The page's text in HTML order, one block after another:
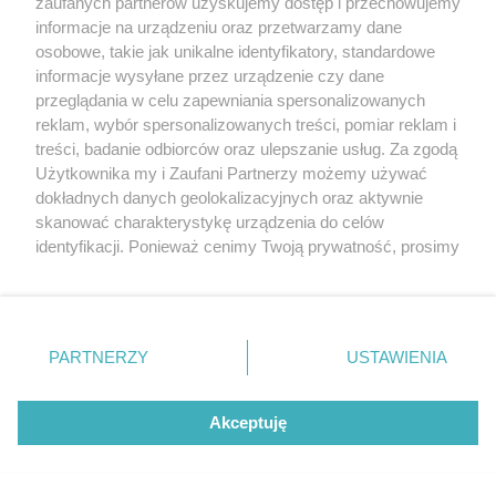
Stołczyńskiej, gdzie prowadzili warsztaty i zajęcia
międzypokoleniowe. – Klub Seniora został przejęty
przez Dom Kultury – wyjaśnia nasz przewodnik.
– Ten cmentarz również sami czyściliśmy – dodaje,
wskazując na nekropolię nieopodal ulicy Nowy Świat,
która została wpisana do Transgranicznego Szlaku
Nekropolii. – Co ciekawe, na Wszystkich Świętych przy
niektórych grobach cały czas palą się znicze.
informacje na urządzeniu oraz przetwarzamy dane
osobowe, takie jak unikalne identyfikatory, standardowe
informacje wysyłane przez urządzenie czy dane
przeglądania w celu zapewniania spersonalizowanych
reklam, wybór spersonalizowanych treści, pomiar reklam i
treści, badanie odbiorców oraz ulepszanie usług. Za zgodą
Użytkownika my i Zaufani Partnerzy możemy używać
dokładnych danych geolokalizacyjnych oraz aktywnie
skanować charakterystykę urządzenia do celów
identyfikacji. Ponieważ cenimy Twoją prywatność, prosimy
prywatności znajdujący się w lewym dolnym rogu strony
. Niektóre rodzaje przetwarzania danych nie wymagają
takiemu przetwarzaniu. Preferencje będą miały
zastosowania tylko na tej witrynie.
PARTNERZY USTAWIENIA
Akceptuję